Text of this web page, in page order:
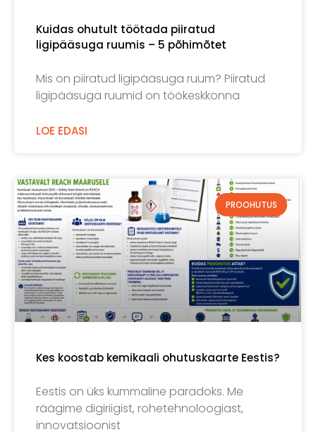
Kuidas ohutult töötada piiratud
ligipääsuga ruumis – 5 põhimõtet
Mis on piiratud ligipääsuga ruum? Piiratud
ligipääsuga ruumid on töökeskkonna
LOE EDASI
PROOHUTUS
Kes koostab kemikaali ohutuskaarte Eestis?
Eestis on üks kummaline paradoks. Me
räägime digiriigist, rohetehnoloogiast,
innovatsioonist